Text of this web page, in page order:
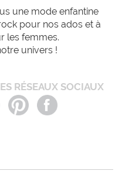
une mode enfantine
pour nos ados et à
les femmes.
univers !
RÉSEAUX SOCIAUX